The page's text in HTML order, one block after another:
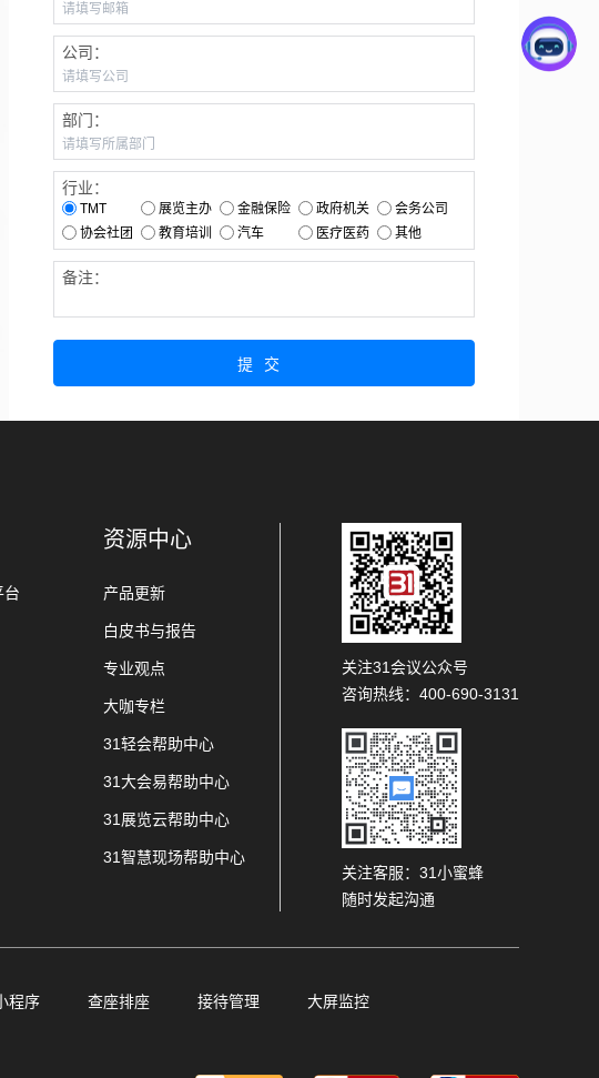
公司：
部门：
行业：
TMT 展览主办 金融保险 政府机关
会务公司
协会社团
教育培训 汽车 医疗医药 其他
备注：
提交
台
资源中心
产品更新
白皮书与报告
专业观点
大咖专栏
31轻会帮助中心
31大会易帮助中心
31展览云帮助中心
31智慧现场帮助中心
关注31会议公众号
咨询热线：400-690-3131
关注客服：31小蜜蜂
随时发起沟通
程序 查座排座 接待管理 大屏监控